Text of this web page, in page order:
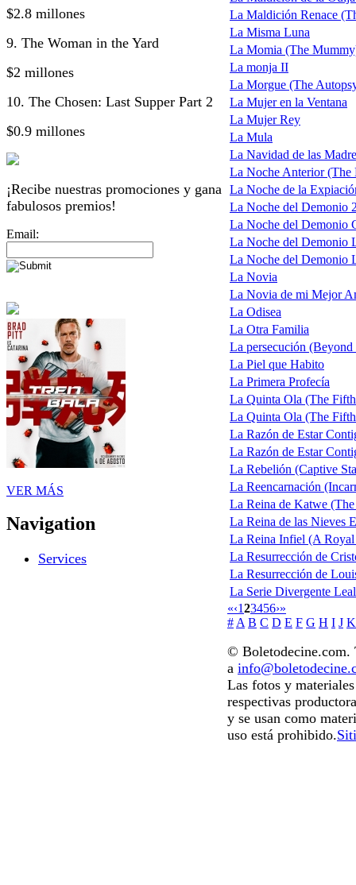
$2.8 millones
9. The Woman in the Yard
$2 millones
10. The Chosen: Last Supper Part 2
$0.9 millones
¡Recibe nuestras promociones y gana
fabulosos premios!
Email:
VER MÁS
Navigation
Services
La Maldición Renace
La Misma Luna
La Momia (The
La monja II
La Morgue (The
La Mujer en la Ventana
La Mujer Rey
La Mula
La Navidad de las
La Noche Anterior (The
La Noche de la
La Noche del Demonio
La Noche del Demonio
La Noche del Demonio
La Noche del Demonio
La Novia
La Novia de mi Mejor
La Odisea
La Otra Familia
La persecución (Beyond
La Piel que Habito
La Primera Profecía
La Quinta Ola (The
La Quinta Ola (The
La Razón de Estar
La Razón de Estar
La Rebelión (Captive
La Reencarnación
La Reina de Katwe
La Reina de las Nieves
La Reina Infiel (A
La Resurrección de
La Resurrección de
La Serie Divergente
«‹123456›»
# A B C D E F G H I J K
© Boletodecine.com.
a
Las fotos y
respectivas
y se usan como
uso está prohibido.